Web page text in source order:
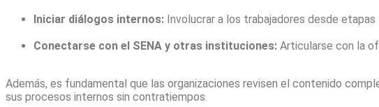
Iniciar diálogos internos: Involucrar a los trabajadores desde
Conectarse con el SENA y otras instituciones: Articularse con la
Además, es fundamental que las organizaciones revisen el contenido
sus procesos internos sin contratiempos.